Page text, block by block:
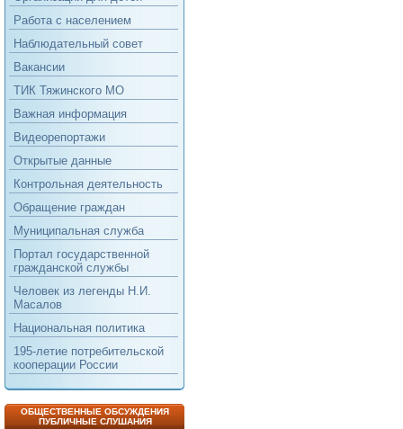
Работа с населением
Наблюдательный совет
Вакансии
ТИК Тяжинского МО
Важная информация
Видеорепортажи
Открытые данные
Контрольная деятельность
Обращение граждан
Муниципальная служба
Портал государственной
гражданской службы
Человек из легенды Н.И.
Масалов
Национальная политика
195-летие потребительской
кооперации России
ОБЩЕСТВЕННЫЕ ОБСУЖДЕНИЯ
ПУБЛИЧНЫЕ СЛУШАНИЯ